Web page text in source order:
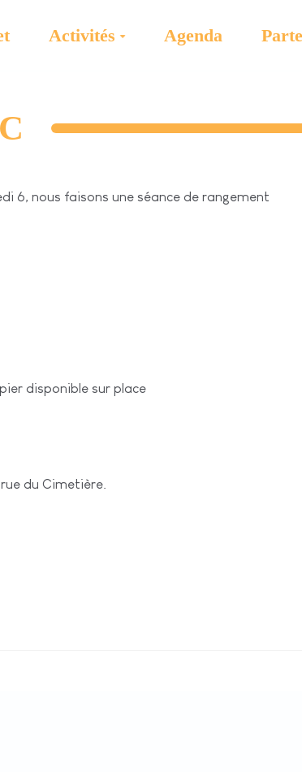
Activités Agenda
6, nous faisons une séance de rangement
disponible sur place
du Cimetière.